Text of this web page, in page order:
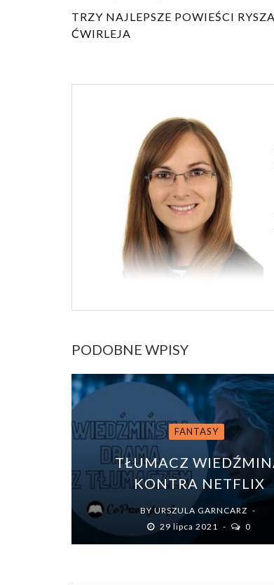
TRZY NAJLEPSZE POWIEŚCI
ĆWIRLEJA
PODOBNE WPISY
FANTASY
TŁUMACZ
KONTRA NETFLIX
BY URSZULA GARNCARZ
29 lipca 2021
0